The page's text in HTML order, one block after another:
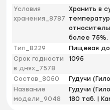
Условия
хранения_8787
Хранить в
более 75%.
Тип_8229
Пищевая
Срок годности
в днях_7578
1095
Состав_8050
Гудучи
Название
модели_9048
Гудучи
180 таб. |